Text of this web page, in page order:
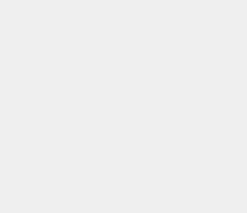
滑块平滑滑动。这种反馈替代了传统的文字
问题的能力，更是一种塑造未